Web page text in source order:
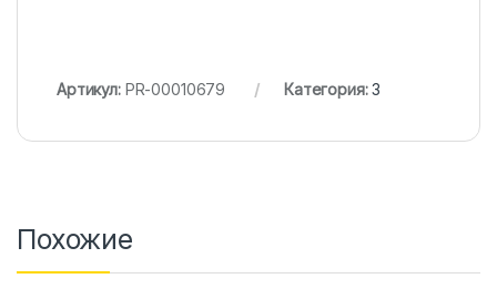
Артикул: PR-00010679 Категория:3
Похожие